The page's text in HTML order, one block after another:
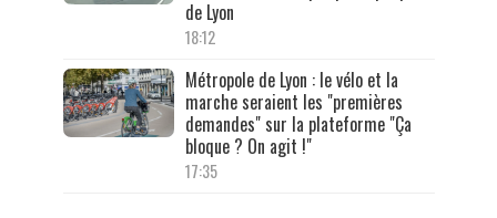
de Lyon
18:12
Métropole de Lyon : le vélo et la
marche seraient les "premières
demandes" sur la plateforme "Ça
bloque ? On agit !"
17:35